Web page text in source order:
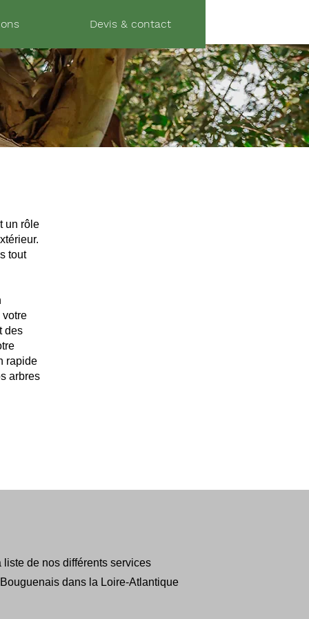
Devis & contact
un rôle
tout
votre
des
rapide
arbres
liste de nos différents services
dans la Loire-Atlantique